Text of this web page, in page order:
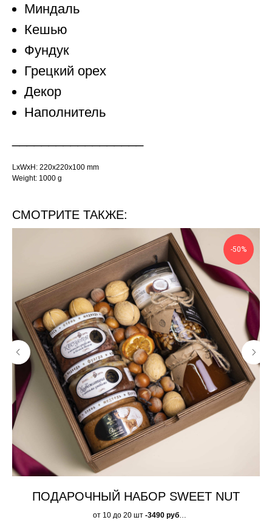
Миндаль
Кешью
Фундук
Грецкий орех
Декор
Наполнитель
LxWxH: 220x220x100 mm
Weight: 1000 g
СМОТРИТЕ ТАКЖЕ:
-50%
ПОДАРОЧНЫЙ НАБОР SWEET NUT
от 10 до 20 шт -3490 руб